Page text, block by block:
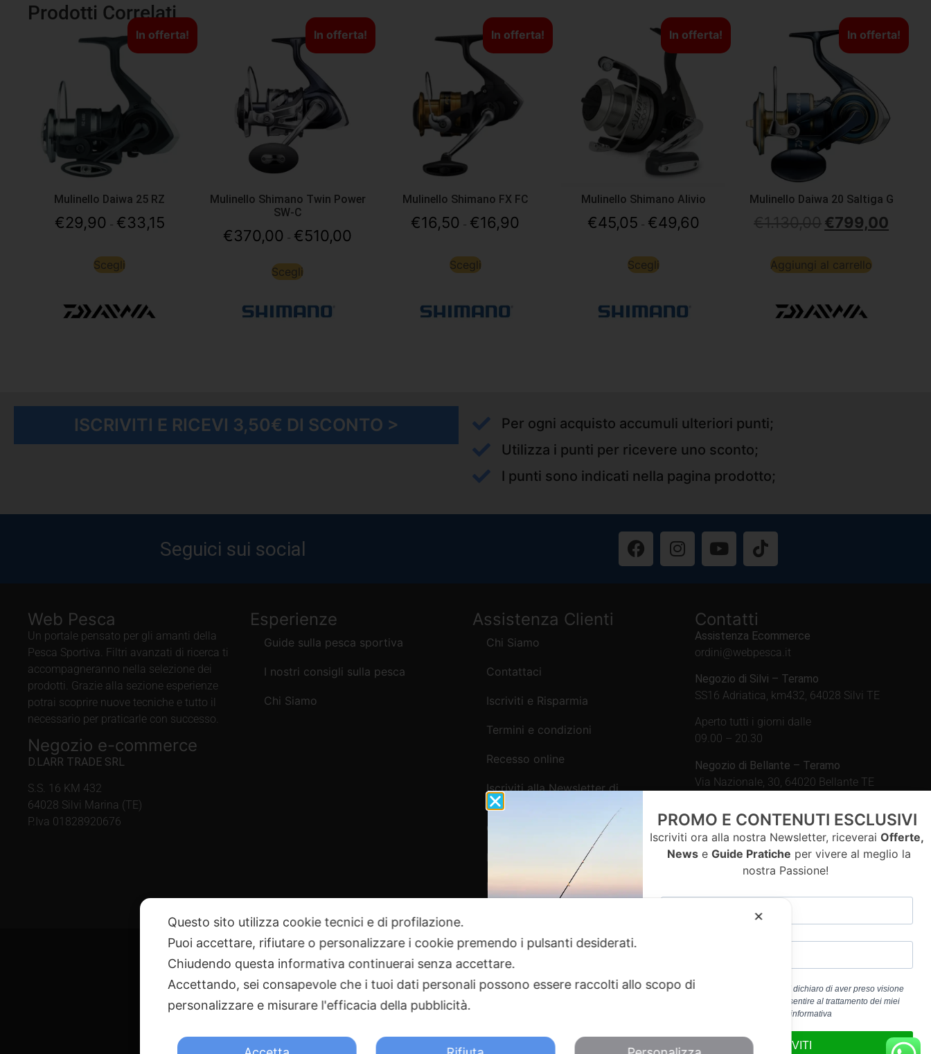
Prodotti Correlati
In offerta!
Mulinello Daiwa 25 RZ
€29,90 - €33,15
Scegli
In offerta!
Mulinello Shimano Twin Power
SW-C
€370,00 - €510,00
Scegli
In offerta!
Mulinello Shimano FX FC
€16,50 - €16,90
Scegli
In offerta!
Mulinello Shimano Alivio
€45,05 - €49,60
Scegli
In offerta!
Mulinello Daiwa 20 Saltiga G
€799,00
Aggiungi al carrello
ISCRIVITI E RICEVI 3,50€ DI SCONTO >
Per ogni acquisto accumuli ulteriori punti;
Utilizza i punti per ricevere uno sconto;
I punti sono indicati nella pagina prodotto;
Seguici sui social
Web Pesca
Un portale pensato per gli amanti della
Pesca Sportiva. Filtri avanzati di ricerca ti
accompagneranno nella selezione dei
prodotti. Grazie alla sezione esperienze
potrai scoprire nuove tecniche e tutto il
necessario per praticarle con successo.
Negozio e-commerce
D.LARR TRADE SRL
S.S. 16 KM 432
64028 Silvi Marina (TE)
P.Iva 01828920676
Esperienze
Guide sulla pesca sportiva
I nostri consigli sulla pesca
Chi Siamo
Assistenza Clienti
Chi Siamo
Contattaci
Iscriviti e Risparmia
Termini e condizioni
Recesso online
Iscriviti alla Newsletter di
Webpesca
Cookie Policy e Consensi
Informativa e-commerce
Informativa newsletter e contatti
Contatti
Assistenza Ecommerce
ordini@webpesca.it
Negozio di Silvi – Teramo
SS16 Adriatica, km432, 64028 Silvi TE
Aperto tutti i giorni dalle
09.00 – 20.30
Negozio di Bellante – Teramo
Via Nazionale, 30, 64020 Bellante TE
09.00 – 13.00 / 15.30 – 19.30
Pagamenti Sicuri
@ Copyright 2024 Webpesca è un brand Intent di Federico Andrenacci P.Iva 01917920678
✕
Questo sito utilizza cookie tecnici e di profilazione.
Puoi accettare, rifiutare o personalizzare i cookie premendo i pulsanti desiderati.
Chiudendo questa informativa continuerai senza accettare.
Accettando, sei consapevole che i tuoi dati personali possono essere raccolti allo scopo di
personalizzare e misurare l'efficacia della pubblicità.
PROMO E CONTENUTI ESCLUSIVI
Iscriviti ora alla nostra Newsletter, riceverai Offerte,
Newse Guide Pratiche per vivere al meglio la
nostra Passione!
Cliccando sul pulsante “ISCRIVITI” dichiaro di aver preso visione
e di acconsentire al trattamento dei miei
dati personali per la finalità b) dell’informativa
ISCRIVITI